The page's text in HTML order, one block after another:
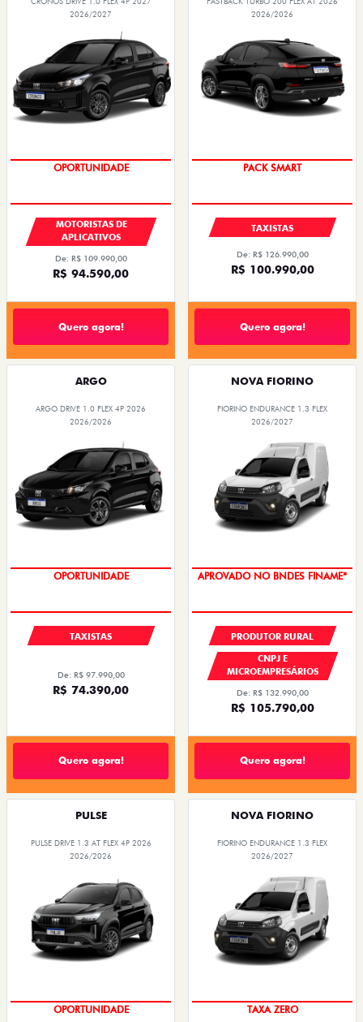
2026/2027
OPORTUNIDADE
MOTORISTAS DE
APLICATIVOS
De: R$ 109.990,00
R$ 94.590,00
Quero agora!
2026/2026
PACK SMART
TAXISTAS
De: R$ 126.990,00
R$ 100.990,00
Quero agora!
ARGO
ARGO DRIVE 1.0 FLEX 4P 2026
2026/2026
OPORTUNIDADE
TAXISTAS
De: R$ 97.990,00
R$ 74.390,00
Quero agora!
NOVA FIORINO
FIORINO ENDURANCE 1.3 FLEX
2026/2027
APROVADO NO BNDES FINAME*
PRODUTOR RURAL
CNPJ E
MICROEMPRESÁRIOS
De: R$ 132.990,00
R$ 105.790,00
Quero agora!
PULSE
PULSE DRIVE 1.3 AT FLEX 4P 2026
2026/2026
OPORTUNIDADE
NOVA FIORINO
FIORINO ENDURANCE 1.3 FLEX
2026/2027
TAXA ZERO